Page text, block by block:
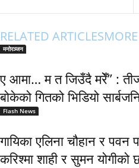
RELATED ARTICLES
मनोरञ्जन
ए आमा… म त जिउँदै मरेँ” :
बोकेको गितको भिडियो
Flash News
गायिका एलिना चौहान र पवन
करिश्मा शाही र सुमन योगीको